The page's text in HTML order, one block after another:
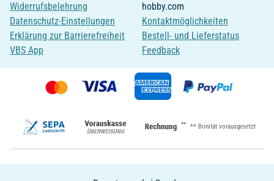
Widerrufsbelehrung
Datenschutz-Einstellungen
Erklärung zur Barrierefreiheit
VBS App
hobby.com
Kontaktmöglichkeiten
Bestell- und Lieferstatus
Feedback
** ** Bonität vorausgesetzt